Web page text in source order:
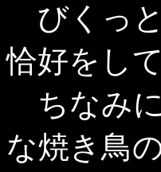
びくっ
恰好をし
ちなみ
な焼き鳥